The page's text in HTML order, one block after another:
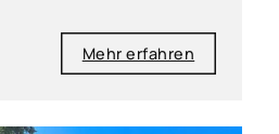
Mehr erfahren